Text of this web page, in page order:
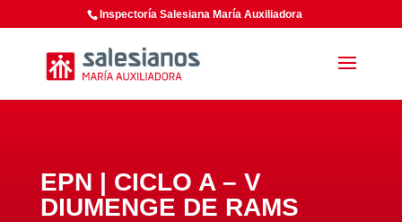
Inspectoría Salesiana María Auxiliadora
EPN | CICLO A – V
DIUMENGE DE RAMS